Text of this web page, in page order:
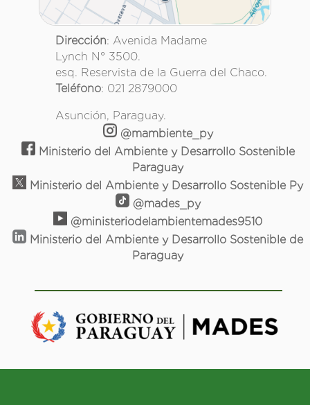
Dirección: Avenida Madame
Lynch N° 3500.
esq. Reservista de la Guerra del Chaco.
Teléfono: 021 2879000
Asunción, Paraguay.
@mambiente_py
Ministerio del Ambiente y Desarrollo Sostenible
Paraguay
Ministerio del Ambiente y Desarrollo Sostenible Py
@mades_py
@ministeriodelambientemades9510
Ministerio del Ambiente y Desarrollo Sostenible de
Paraguay